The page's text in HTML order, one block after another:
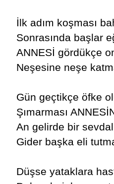
İlk adım koşması
Sonrasında başlar
ANNESİ gördükçe
Neşesine neşe
Gün geçtikçe öfke
Şımarması
An gelirde bir
Gider başka eli
Düşse yataklara